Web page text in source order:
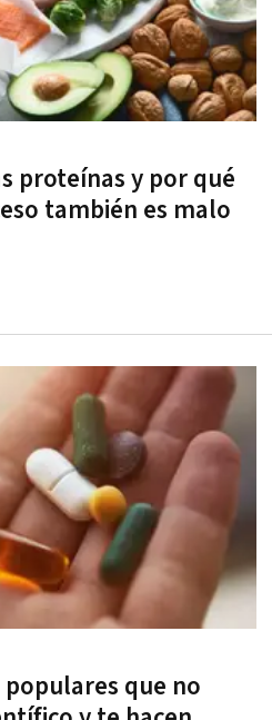
proteínas y por qué
también es malo
que no